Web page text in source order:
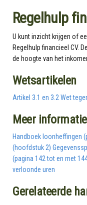
Regelhulp
U kunt inzicht krijgen of
Regelhulp financieel CV.
de hoogte van het
Wetsartikelen
Artikel 3.1 en 3.2 Wet
Meer informatie
Handboek loonheffingen
(hoofdstuk 2)
(pagina 142 tot en met
verloonde uren
Gerelateerde